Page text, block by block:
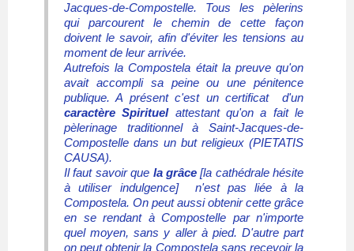
Jacques-de-Compostelle. Tous les pèlerins
qui parcourent le chemin de cette façon
doivent le savoir, afin d'éviter les tensions au
moment de leur arrivée.
Autrefois la Compostela était la preuve qu'on
avait accompli sa peine ou une pénitence
publique. A présent c'est un certificat d'un
caractère Spirituelattestant qu'on a fait le
pèlerinage traditionnel à Saint-Jacques-de-
Compostelle dans un but religieux (PIETATIS
CAUSA).
Il faut savoir que la grâce[la cathédrale hésite
à utiliser indulgence] n'est pas liée à la
Compostela. On peut aussi obtenir cette grâce
en se rendant à Compostelle par n'importe
quel moyen, sans y aller à pied. D'autre part
on peut obtenir la Compostela sans recevoir la